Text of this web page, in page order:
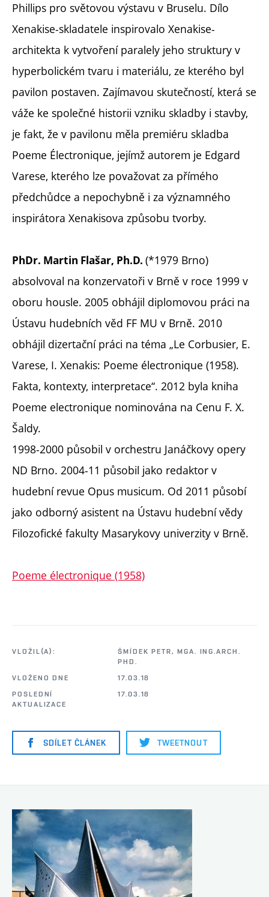
Phillips pro světovou výstavu v Bruselu. Dílo
Xenakise-skladatele inspirovalo Xenakise-
architekta k vytvoření paralely jeho struktury v
hyperbolickém tvaru i materiálu, ze kterého byl
pavilon postaven. Zajímavou skutečností, která se
váže ke společné historii vzniku skladby i stavby,
je fakt, že v pavilonu měla premiéru skladba
Poeme Électronique, jejímž autorem je Edgard
Varese, kterého lze považovat za přímého
předchůdce a nepochybně i za významného
inspirátora Xenakisova způsobu tvorby.
PhDr. Martin Flašar, Ph.D. (*1979 Brno)
absolvoval na konzervatoři v Brně v roce 1999 v
oboru housle. 2005 obhájil diplomovou práci na
Ústavu hudebních věd FF MU v Brně. 2010
obhájil dizertační práci na téma „Le Corbusier, E.
Varese, I. Xenakis: Poeme électronique (1958).
Fakta, kontexty, interpretace“. 2012 byla kniha
Poeme electronique nominována na Cenu F. X.
Šaldy.
1998-2000 působil v orchestru Janáčkovy opery
ND Brno. 2004-11 působil jako redaktor v
hudební revue Opus musicum. Od 2011 působí
jako odborný asistent na Ústavu hudební vědy
Filozofické fakulty Masarykovy univerzity v Brně.
Poeme électronique (1958)
VLOŽIL(A):
ŠMÍDEK PETR, MGA. ING.ARCH.
PHD.
VLOŽENO DNE
17.03.18
POSLEDNÍ
AKTUALIZACE
17.03.18
SDÍLET ČLÁNEK TWEETNOUT